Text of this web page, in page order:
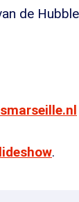
de
.